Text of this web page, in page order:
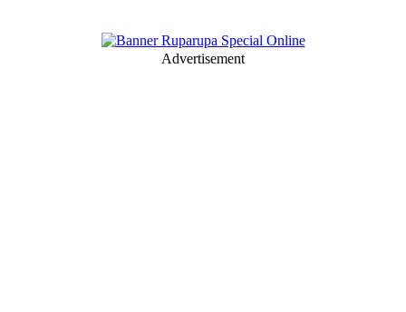
Advertisement